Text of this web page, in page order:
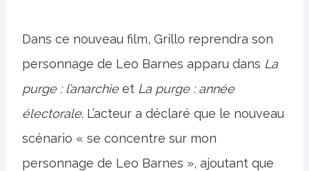
Dans ce nouveau film, Grillo reprendra son
personnage de Leo Barnes apparu dans La
purge : l’anarchieet La purge : année
électorale. L’acteur a déclaré que le nouveau
scénario « se concentre sur mon
personnage de Leo Barnes », ajoutant que